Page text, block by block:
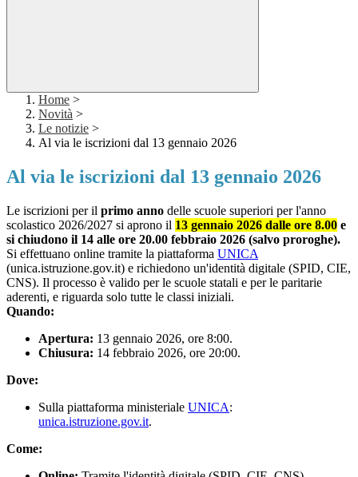
Home >
Novità >
Le notizie >
Al via le iscrizioni dal 13 gennaio 2026
Al via le iscrizioni dal 13 gennaio 2026
Le iscrizioni per il primo anno delle scuole superiori per l'anno
scolastico 2026/2027 si aprono il 13 gennaio 2026 dalle ore 8.00 e
si chiudono il 14 alle ore 20.00 febbraio 2026 (salvo proroghe).
Si effettuano online tramite la piattaforma UNICA
(unica.istruzione.gov.it) e richiedono un'identità digitale (SPID, CIE,
CNS). Il processo è valido per le scuole statali e per le paritarie
aderenti, e riguarda solo tutte le classi iniziali.
Quando:
Apertura: 13 gennaio 2026, ore 8:00.
Chiusura: 14 febbraio 2026, ore 20:00.
Dove:
Sulla piattaforma ministeriale UNICA:
unica.istruzione.gov.it.
Come: